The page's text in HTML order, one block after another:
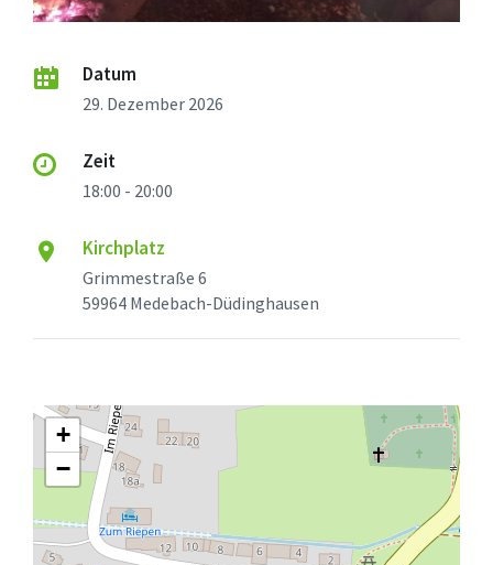
Datum
29. Dezember 2026
Zeit
18:00 - 20:00
Kirchplatz
Grimmestraße 6
59964 Medebach-Düdinghausen
+
−